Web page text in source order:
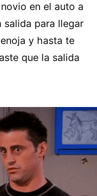
en el auto a
salida para llegar
y hasta te
que la salida